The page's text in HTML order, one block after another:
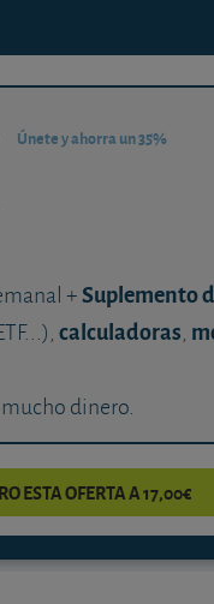
Únete y ahorra un 35%
+Suplemento
calculadoras,
dinero.
ESTA OFERTA A 17,00€